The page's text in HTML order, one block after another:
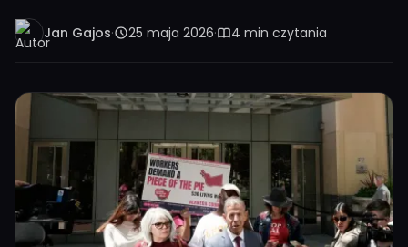
Jan Gajos· 25 maja 2026· 4 min czytania